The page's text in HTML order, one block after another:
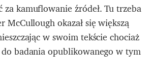
za kamuflowanie źródeł. Tu trzeba
McCullough okazał się większą
w swoim tekście chociaż
badania opublikowanego w tym